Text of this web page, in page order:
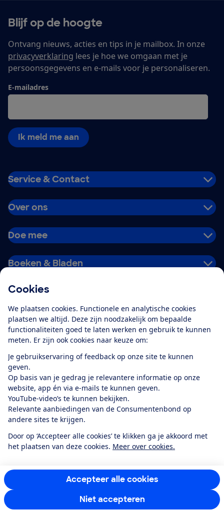
Cookies
We plaatsen cookies. Functionele en analytische cookies
plaatsen we altijd. Deze zijn noodzakelijk om bepaalde
functionaliteiten goed te laten werken en gebruik te kunnen
meten. Er zijn ook cookies naar keuze om:
Je gebruikservaring of feedback op onze site te kunnen
geven.
Op basis van je gedrag je relevantere informatie op onze
website, app én via e-mails te kunnen geven.
YouTube-video’s te kunnen bekijken.
Relevante aanbiedingen van de Consumentenbond op
andere sites te krijgen.
Door op ‘Accepteer alle cookies’ te klikken ga je akkoord met
het plaatsen van deze cookies. Meer over cookies.
Accepteer alle cookies
Niet accepteren
Blijf op de hoogte
Ontvang nieuws, acties en tips in je mailbox. In onze
privacyverklaring lees je hoe we omgaan met je
persoonsgegevens en e-mails voor je personaliseren.
E-mailadres
Ik meld me aan
Service & Contact
Over ons
Doe mee
Boeken & Bladen
Alles over de
app
Algemene Voorwaarden
Privacyverklaring
Cookiebeleid
Privacyvoorkeuren
Toegankelijkheid
RSS-feed nieuws
Facebook
TwitterInstagram
YoutubeLinkedIn
12.901consumentenbeoordelen de Consumentenbondmet gemiddeld